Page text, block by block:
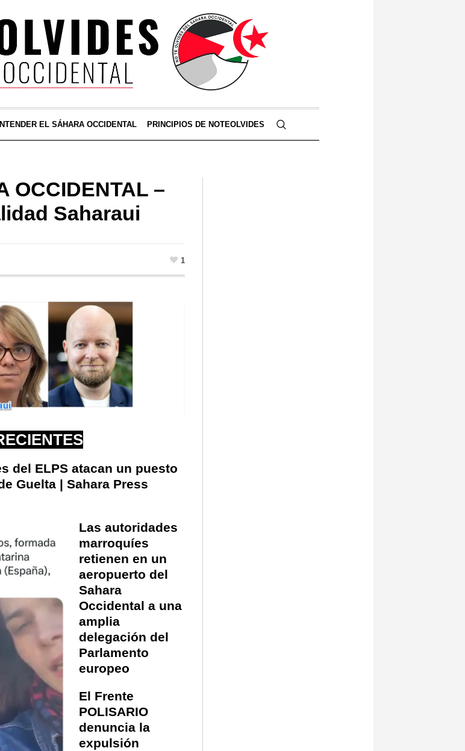
EL SÁHARA OCCIDENTAL PRINCIPIOS DE NOTEOLVIDES
OCCIDENTAL –
Saharaui
1
del ELPS atacan un puesto
Guelta | Sahara Press
Las autoridades
marroquíes
retienen en un
aeropuerto del
Sahara
Occidental a una
amplia
delegación del
Parlamento
europeo
El Frente
POLISARIO
denuncia la
expulsión